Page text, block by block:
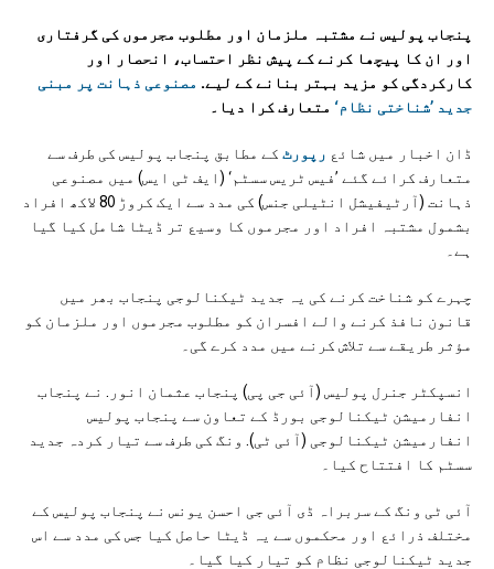
پنجاب پولیس نے مشتبہ ملزمان اور مطلوب مجرموں کی گرفتاری
اور ان کا پیچھا کرنے کے پیش نظر احتساب، انحصار اور
کارکردگی کو مزید بہتر بنانے کے لیے. مصنوعی ذہانت پر مبنی
جدید ’شناختی نظام‘ متعارف کرا دیا۔
ڈان اخبار میں شائع رپورٹ کے مطابق پنجاب پولیس کی طرف سے
متعارف کرائے گئے ’فیس ٹریس سسٹم‘ (ایف ٹی ایس) میں مصنوعی
ذہانت (آرٹیفیشل انٹیلی جنس) کی مدد سے ایک کروڑ 80 لاکھ افراد
بشمول مشتبہ افراد اور مجرموں کا وسیع تر ڈیٹا شامل کیا گیا
ہے۔
چہرے کو شناخت کرنے کی یہ جدید ٹیکنالوجی پنجاب بھر میں
قانون نافذ کرنے والے افسران کو مطلوب مجرموں اور ملزمان کو
مؤثر طریقے سے تلاش کرنے میں مدد کرے گی۔
انسپکٹر جنرل پولیس (آئی جی پی) پنجاب عثمان انور. نے پنجاب
انفارمیشن ٹیکنالوجی بورڈ کے تعاون سے پنجاب پولیس
انفارمیشن ٹیکنالوجی (آئی ٹی). ونگ کی طرف سے تیار کردہ جدید
سسٹم کا افتتاح کیا۔
آئی ٹی ونگ کے سربراہ ڈی آئی جی احسن یونس نے پنجاب پولیس کے
مختلف ذرائع اور محکموں سے یہ ڈیٹا حاصل کیا جس کی مدد سے اس
جدید ٹیکنالوجی نظام کو تیار کیا گیا۔